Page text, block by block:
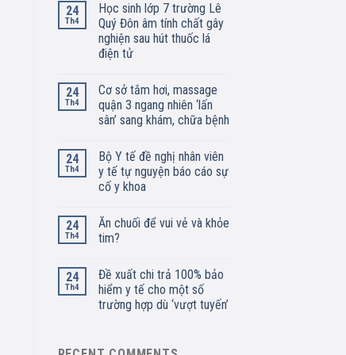
24
Th4
Học sinh lớp 7 trường Lê
Quý Đôn âm tính chất gây
nghiện sau hút thuốc lá
điện tử
24
Th4
Cơ sở tắm hơi, massage
quận 3 ngang nhiên ‘lấn
sân’ sang khám, chữa bệnh
24
Th4
Bộ Y tế đề nghị nhân viên
y tế tự nguyện báo cáo sự
cố y khoa
24
Th4
Ăn chuối để vui vẻ và khỏe
tim?
24
Th4
Đề xuất chi trả 100% bảo
hiểm y tế cho một số
trường hợp dù ‘vượt tuyến’